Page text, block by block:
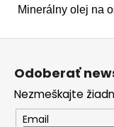
Minerálny olej na
Z
Odoberať
Nezmeškajte
Email